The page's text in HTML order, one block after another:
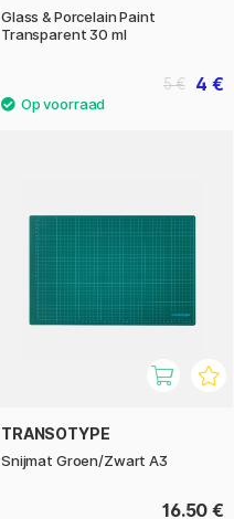
Glass & Porcelain Paint
Transparent 30 ml
4 €
5 €
TRANSOTYPE
Snijmat Groen/Zwart A3
16.50 €